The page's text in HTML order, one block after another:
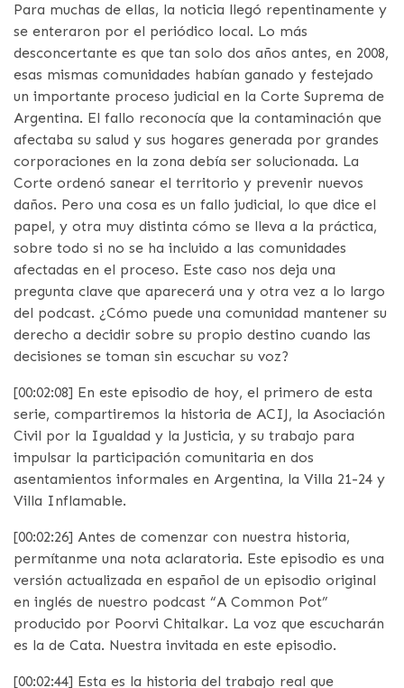
Para muchas de ellas, la noticia llegó repentinamente y
se enteraron por el periódico local. Lo más
desconcertante es que tan solo dos años antes, en 2008,
esas mismas comunidades habían ganado y festejado
un importante proceso judicial en la Corte Suprema de
Argentina. El fallo reconocía que la contaminación que
afectaba su salud y sus hogares generada por grandes
corporaciones en la zona debía ser solucionada. La
Corte ordenó sanear el territorio y prevenir nuevos
daños. Pero una cosa es un fallo judicial, lo que dice el
papel, y otra muy distinta cómo se lleva a la práctica,
sobre todo si no se ha incluido a las comunidades
afectadas en el proceso. Este caso nos deja una
pregunta clave que aparecerá una y otra vez a lo largo
del podcast. ¿Cómo puede una comunidad mantener su
derecho a decidir sobre su propio destino cuando las
decisiones se toman sin escuchar su voz?
[00:02:08] En este episodio de hoy, el primero de esta
serie, compartiremos la historia de ACIJ, la Asociación
Civil por la Igualdad y la Justicia, y su trabajo para
impulsar la participación comunitaria en dos
asentamientos informales en Argentina, la Villa 21-24 y
Villa Inflamable.
[00:02:26] Antes de comenzar con nuestra historia,
permítanme una nota aclaratoria. Este episodio es una
versión actualizada en español de un episodio original
en inglés de nuestro podcast “A Common Pot”
producido por Poorvi Chitalkar. La voz que escucharán
es la de Cata. Nuestra invitada en este episodio.
[00:02:44] Esta es la historia del trabajo real que